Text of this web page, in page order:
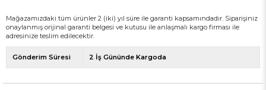
Mağazamızdaki tüm ürünler 2 (iki) yıl süre ile garanti kapsamındadır. Siparişiniz
onaylanmış orijinal garanti belgesi ve kutusu ile anlaşmalı kargo firması ile
adresinize teslim edilecektir.
Gönderim Süresi 2 İş Gününde Kargoda